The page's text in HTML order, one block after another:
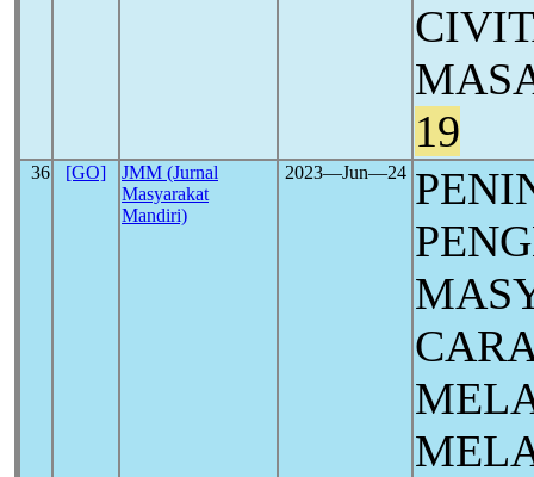
19
36 [GO]
JMM (Jurnal
Masyarakat
Mandiri)
2023―Jun―24